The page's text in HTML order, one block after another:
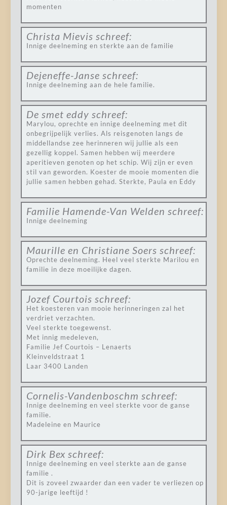
momenten
Christa Mievis schreef:
Innige deelneming en sterkte aan de familie
Dejeneffe-Janse schreef:
Innige deelneming aan de hele familie.
De smet eddy schreef:
Marylou, oprechte en innige deelneming met dit
onbegrijpelijk verlies. Als reisgenoten langs de
middellandse zee herinneren wij jullie als een
gezellig koppel. Samen hebben wij meerdere
aperitieven genoten op het schip. Wij zijn er even
stil van geworden. Koester de mooie momenten die
jullie samen hebben gehad. Sterkte, Paula en Eddy
Familie Hamende-Van Welden schreef:
Innige deelneming
Maurille en Christiane Soers schreef:
Oprechte deelneming. Heel veel sterkte Marilou en
familie in deze moeilijke dagen.
Jozef Courtois schreef:
Het koesteren van mooie herinneringen zal het
verdriet verzachten.
Veel sterkte toegewenst.
Met innig medeleven,
Familie Jef Courtois – Lenaerts
Kleinveldstraat 1
Laar 3400 Landen
Cornelis-Vandenboschm schreef:
Innige deelneming en veel sterkte voor de ganse
familie.
Madeleine en Maurice
Dirk Bex schreef:
Innige deelneming en veel sterkte aan de ganse
familie .
Dit is zoveel zwaarder dan een vader te verliezen op
90-jarige leeftijd !